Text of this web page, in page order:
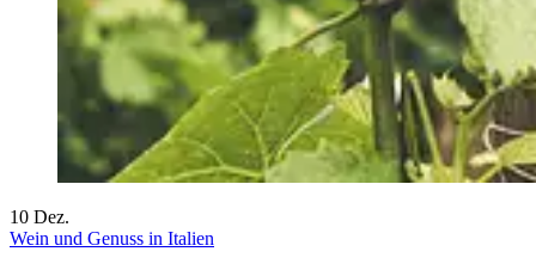
10 Dez.
Wein und Genuss in Italien